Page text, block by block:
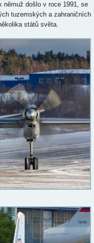
němuž došlo v roce 1991, se
tuzemských a zahraničních
států světa.